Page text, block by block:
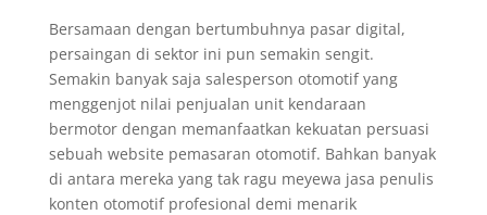
Bersamaan dengan bertumbuhnya pasar digital,
persaingan di sektor ini pun semakin sengit.
Semakin banyak saja salesperson otomotif yang
menggenjot nilai penjualan unit kendaraan
bermotor dengan memanfaatkan kekuatan persuasi
sebuah website pemasaran otomotif. Bahkan banyak
di antara mereka yang tak ragu meyewa jasa penulis
konten otomotif profesional demi menarik